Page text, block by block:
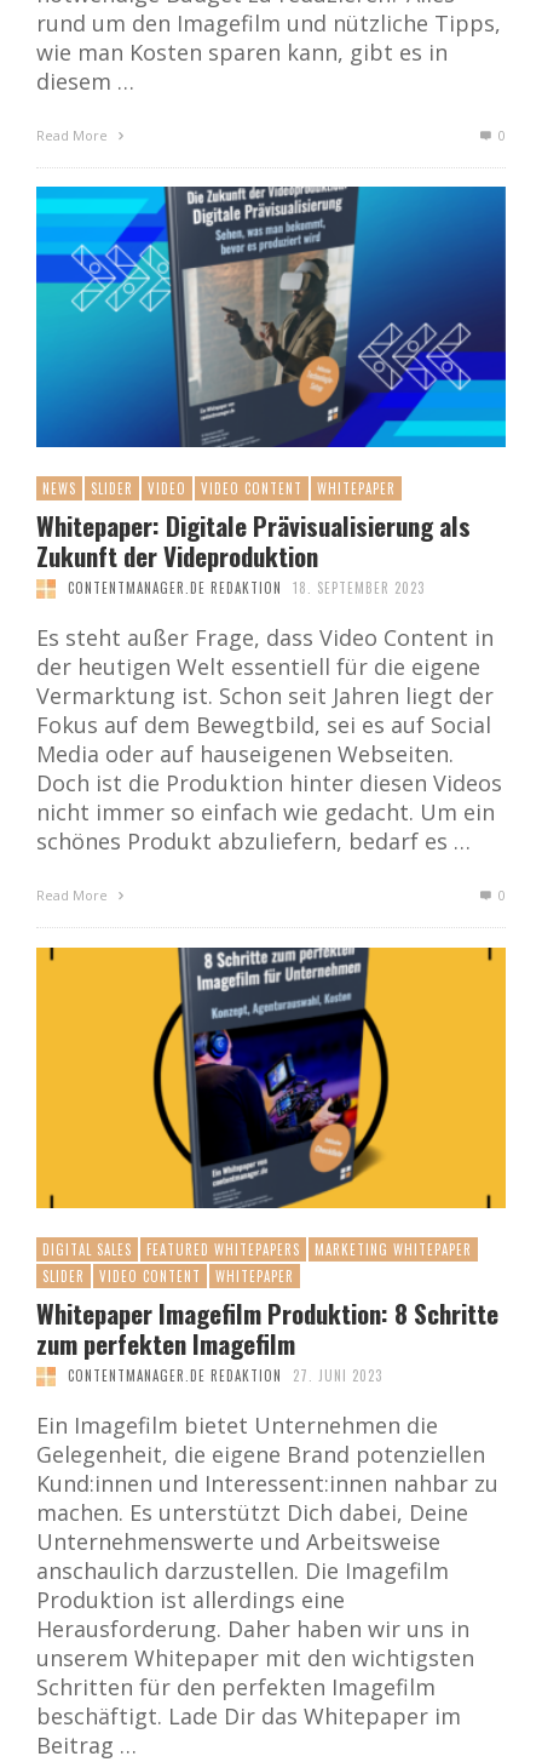
rund um den Imagefilm und nützliche Tipps,
wie man Kosten sparen kann, gibt es in
diesem …
Read More 0
NEWS SLIDER VIDEO VIDEO CONTENT WHITEPAPER
Whitepaper: Digitale Prävisualisierung als
Zukunft der Videproduktion
CONTENTMANAGER.DE REDAKTION 18. SEPTEMBER 2023
Es steht außer Frage, dass Video Content in
der heutigen Welt essentiell für die eigene
Vermarktung ist. Schon seit Jahren liegt der
Fokus auf dem Bewegtbild, sei es auf Social
Media oder auf hauseigenen Webseiten.
Doch ist die Produktion hinter diesen Videos
nicht immer so einfach wie gedacht. Um ein
schönes Produkt abzuliefern, bedarf es …
Read More 0
DIGITAL SALES FEATURED WHITEPAPERS
MARKETING WHITEPAPER
SLIDER
VIDEO CONTENT WHITEPAPER
Whitepaper Imagefilm Produktion: 8 Schritte
zum perfekten Imagefilm
CONTENTMANAGER.DE REDAKTION 27. JUNI 2023
Ein Imagefilm bietet Unternehmen die
Gelegenheit, die eigene Brand potenziellen
Kund:innen und Interessent:innen nahbar zu
machen. Es unterstützt Dich dabei, Deine
Unternehmenswerte und Arbeitsweise
anschaulich darzustellen. Die Imagefilm
Produktion ist allerdings eine
Herausforderung. Daher haben wir uns in
unserem Whitepaper mit den wichtigsten
Schritten für den perfekten Imagefilm
beschäftigt. Lade Dir das Whitepaper im
Beitrag …